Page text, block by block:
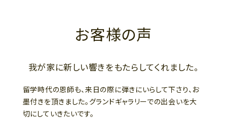
お客様の声
我が家に新しい響きをもたらしてくれました。
留学時代の恩師も、来日の際に弾きにいらして下さり、お
墨付きを頂きました。グランドギャラリーでの出会いを大
切にしていきたいです。